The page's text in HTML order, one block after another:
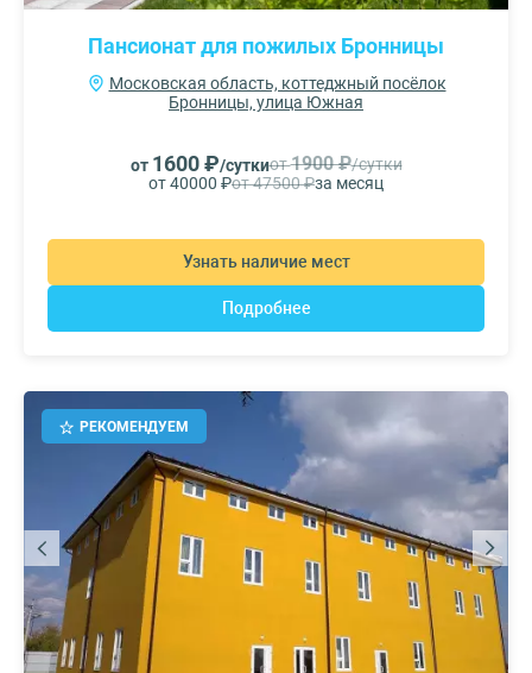
Пансионат для пожилых Бронницы
Московская область, коттеджный посёлок
Бронницы, улица Южная
от 1600 ₽/суткиот1900 ₽/сутки
от 40000 ₽от 47500 ₽за месяц
Узнать наличие мест
Подробнее
РЕКОМЕНДУЕМ